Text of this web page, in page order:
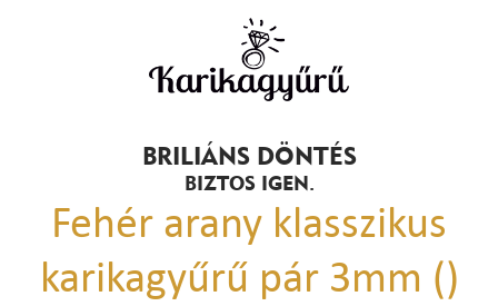
BRILIÁNS DÖNTÉS
BIZTOS IGEN.
Fehér arany klasszikus
karikagyűrű pár 3mm ()